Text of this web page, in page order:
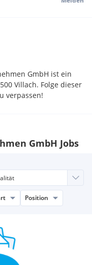
GmbH ist ein
Villach. Folge dieser
verpassen!
GmbH Jobs
Position